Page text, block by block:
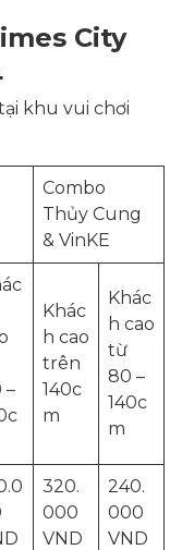
City
khu vui chơi
Combo
Thủy Cung
& VinKE
–
Khác
h cao
trên
140c
m
Khác
h cao
từ
80 –
140c
m
320.
000
VND
240.
000
VND